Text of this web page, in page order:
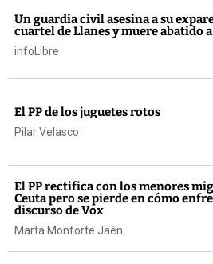
Un guardia civil asesina a su
cuartel de Llanes y muere abatido
infoLibre
El PP de los juguetes rotos
Pilar Velasco
El PP rectifica con los menores
Ceuta pero se pierde en cómo
discurso de Vox
Marta Monforte Jaén